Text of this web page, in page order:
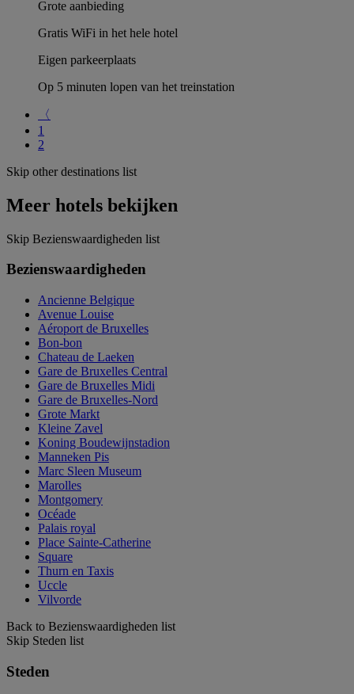
Grote aanbieding
Gratis WiFi in het hele hotel
Eigen parkeerplaats
Op 5 minuten lopen van het treinstation
〈
1
2
Skip other destinations list
Meer hotels bekijken
Skip Bezienswaardigheden list
Bezienswaardigheden
Ancienne Belgique
Avenue Louise
Aéroport de Bruxelles
Bon-bon
Chateau de Laeken
Gare de Bruxelles Central
Gare de Bruxelles Midi
Gare de Bruxelles-Nord
Grote Markt
Kleine Zavel
Koning Boudewijnstadion
Manneken Pis
Marc Sleen Museum
Marolles
Montgomery
Océade
Palais royal
Place Sainte-Catherine
Square
Thurn en Taxis
Uccle
Vilvorde
Back to Bezienswaardigheden list
Skip Steden list
Steden